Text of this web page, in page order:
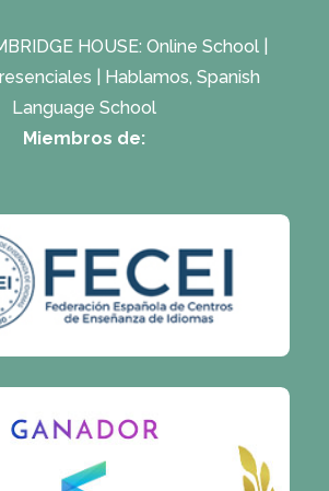
HOUSE: Online School
Hablamos, Spanish
Language School
Miembros de: